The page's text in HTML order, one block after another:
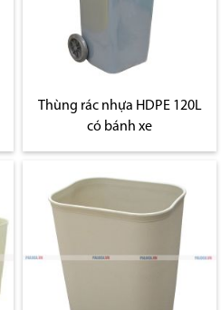
Thùng rác nhựa HDPE 120L
có bánh xe